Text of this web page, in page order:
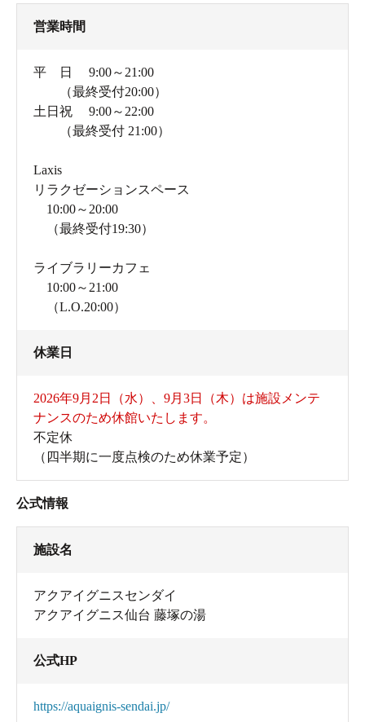
営業時間
平 日 9:00～21:00
（最終受付20:00）
土日祝 9:00～22:00
（最終受付 21:00）
Laxis
リラクゼーションスペース
10:00～20:00
（最終受付19:30）
ライブラリーカフェ
10:00～21:00
（L.O.20:00）
休業日
2026年9月2日（水）、9月3日（木）は施設メンテ
ナンスのため休館いたします。
不定休
（四半期に一度点検のため休業予定）
公式情報
施設名
アクアイグニスセンダイ
アクアイグニス仙台 藤塚の湯
公式HP
https://aquaignis-sendai.jp/